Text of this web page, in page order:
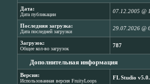
Дата:
Дата публикации
07.12.2005 @
Последняя загрузка:
Дата последней загрузки
29.07.2026 @
Загрузок:
Общее кол-во загрузок
787
Дополнительная информация
Версия:
Использованная версия FruityLoops
FL Studio